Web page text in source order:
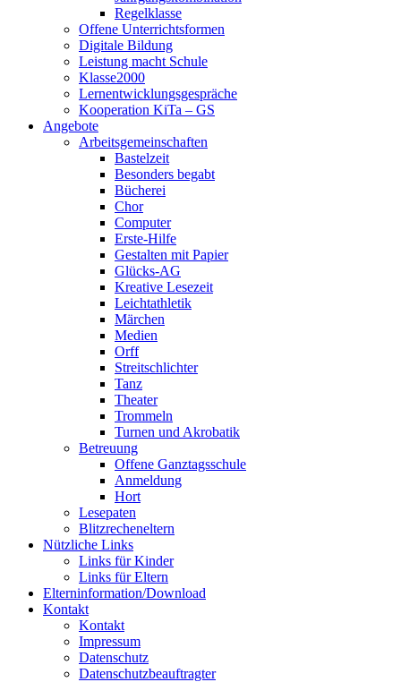
Regelklasse
Offene Unterrichtsformen
Digitale Bildung
Leistung macht Schule
Klasse2000
Lernentwicklungsgespräche
Kooperation KiTa – GS
Angebote
Arbeitsgemeinschaften
Bastelzeit
Besonders begabt
Bücherei
Chor
Computer
Erste-Hilfe
Gestalten mit Papier
Glücks-AG
Kreative Lesezeit
Leichtathletik
Märchen
Medien
Orff
Streitschlichter
Tanz
Theater
Trommeln
Turnen und Akrobatik
Betreuung
Offene Ganztagsschule
Anmeldung
Hort
Lesepaten
Blitzrecheneltern
Nützliche Links
Links für Kinder
Links für Eltern
Elterninformation/Download
Kontakt
Kontakt
Impressum
Datenschutz
Datenschutzbeauftragter